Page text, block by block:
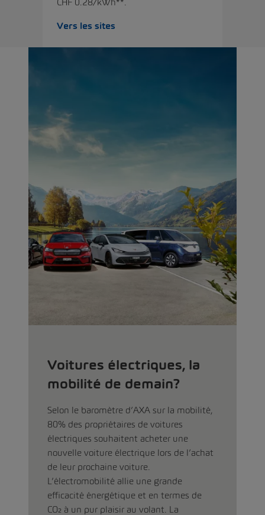
CHF 0.28/kWh**.
Vers les sites
Voitures électriques, la
mobilité de demain?
Selon le baromètre d’AXA sur la mobilité,
80% des propriétaires de voitures
électriques souhaitent acheter une
nouvelle voiture électrique lors de l’achat
de leur prochaine voiture.
L’électromobilité allie une grande
efficacité énergétique et en termes de
CO₂ à un pur plaisir au volant. La